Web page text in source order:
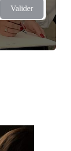
Valider